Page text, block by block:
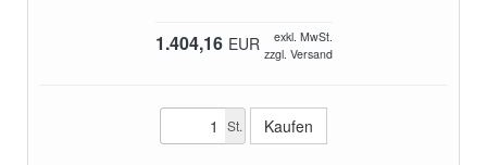
1.404,16 EUR
exkl. MwSt.
zzgl. Versand
St.